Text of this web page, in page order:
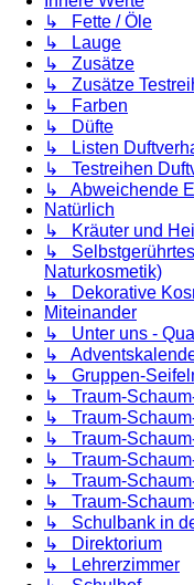
↳ Fette / Öle
↳ Lauge
↳ Zusätze
↳ Zusätze
↳ Farben
↳ Düfte
↳ Listen
↳ Testreihen
↳ Abweichende
Natürlich
↳ Kräuter und
↳
Naturkosmetik)
↳ Dekorative
Miteinander
↳ Unter uns -
↳
↳ Gruppen-
↳ Traum-
↳ Traum-
↳ Traum-
↳ Traum-
↳ Traum-
↳ Traum-
↳ Schulbank in
↳ Direktorium
↳ Lehrerzimmer